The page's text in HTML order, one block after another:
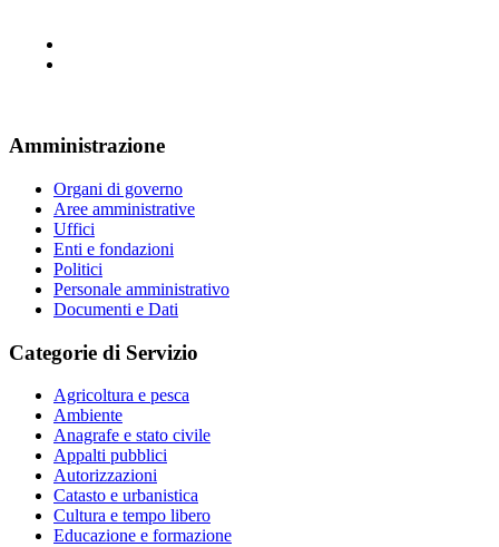
Amministrazione
Organi di governo
Aree amministrative
Uffici
Enti e fondazioni
Politici
Personale amministrativo
Documenti e Dati
Categorie di Servizio
Agricoltura e pesca
Ambiente
Anagrafe e stato civile
Appalti pubblici
Autorizzazioni
Catasto e urbanistica
Cultura e tempo libero
Educazione e formazione